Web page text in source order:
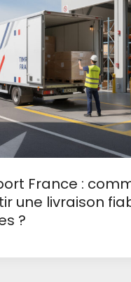
France :
une livraison
?